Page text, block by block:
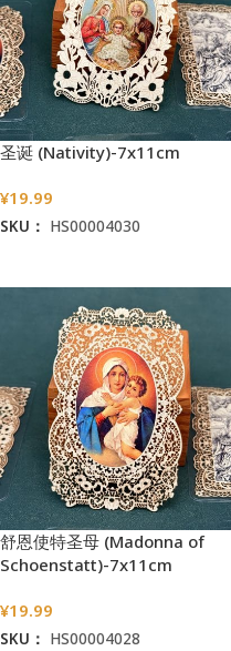
圣诞 (Nativity)-7x11cm
¥19.99
SKU： HS00004030
舒恩使特圣母 (Madonna of
Schoenstatt)-7x11cm
¥19.99
SKU： HS00004028